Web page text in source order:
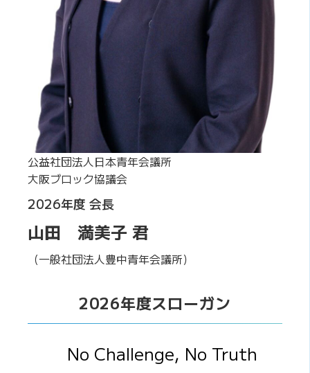
公益社団法人日本青年会議所
大阪ブロック協議会
2026年度 会長
山田 満美子 君
（一般社団法人豊中青年会議所）
2026年度スローガン
No Challenge, No Truth